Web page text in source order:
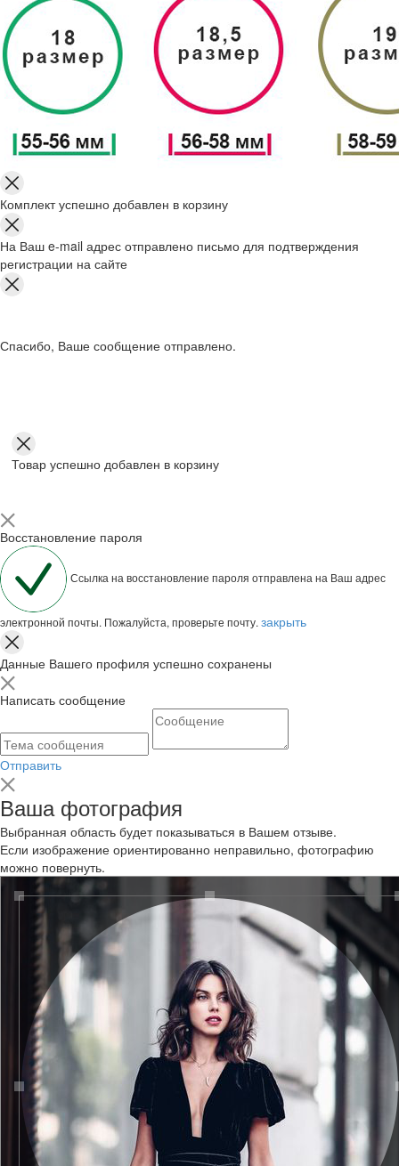
Комплект успешно добавлен в корзину
На Ваш e-mail адрес отправлено письмо для подтверждения
регистрации на сайте
Спасибо, Ваше сообщение отправлено.
Товар успешно добавлен в корзину
Восстановление пароля
Ссылка на восстановление пароля отправлена на Ваш адрес
электронной почты. Пожалуйста, проверьте почту. закрыть
Данные Вашего профиля успешно сохранены
Написать сообщение
Отправить
Ваша фотография
Выбранная область будет показываться в Вашем отзыве.
Если изображение ориентированно неправильно, фотографию
можно повернуть.